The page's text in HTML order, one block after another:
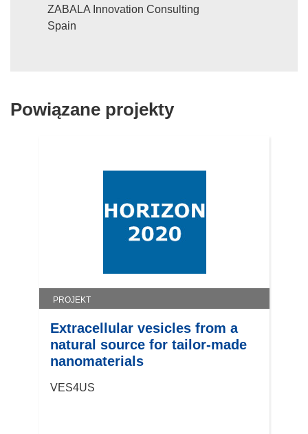
ZABALA Innovation Consulting
Spain
Powiązane projekty
PROJEKT
Extracellular vesicles from a
natural source for tailor-made
nanomaterials
VES4US